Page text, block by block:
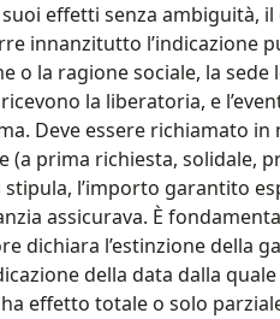
effetti senza ambiguità,
innanzitutto l’indicazione
o la ragione sociale, la sede
la liberatoria, e
Deve essere richiamato
prima richiesta, solidale,
l’importo garantito
assicurava. È
dichiara l’estinzione della
della data dalla
effetto totale o solo